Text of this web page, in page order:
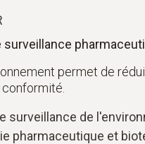
permet de
surveillance de
pharmaceutique et